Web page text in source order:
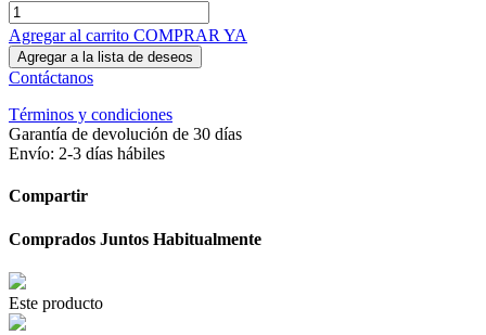
Agregar al carrito COMPRAR YA
Agregar a la lista de deseos
Contáctanos
Términos y condiciones
Garantía de devolución de 30 días
Envío: 2-3 días hábiles
Compartir
Comprados Juntos Habitualmente
Este producto